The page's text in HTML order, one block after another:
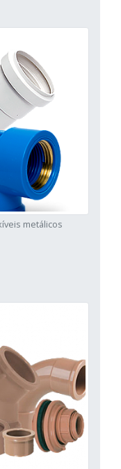
metálicos